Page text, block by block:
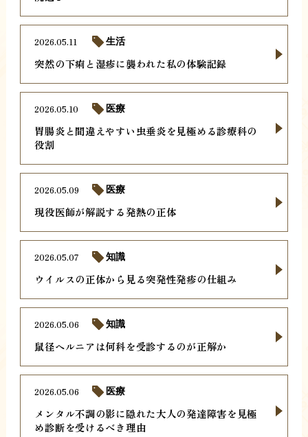
突然の下痢と湿疹に襲われた私の体験記録
2026.05.11 生活
胃腸炎と間違えやすい虫垂炎を見極める診療科の
役割
2026.05.10 医療
現役医師が解説する発熱の正体
2026.05.09 医療
ウイルスの正体から見る突発性発疹の仕組み
2026.05.07 知識
鼠径ヘルニアは何科を受診するのが正解か
2026.05.06 知識
メンタル不調の影に隠れた大人の発達障害を見極
め診断を受けるべき理由
2026.05.06 医療